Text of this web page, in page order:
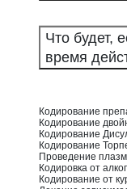
Что будет,
время
Кодирование
Кодирование
Кодирование
Кодирование
Проведение
Кодировка от
Кодирование от